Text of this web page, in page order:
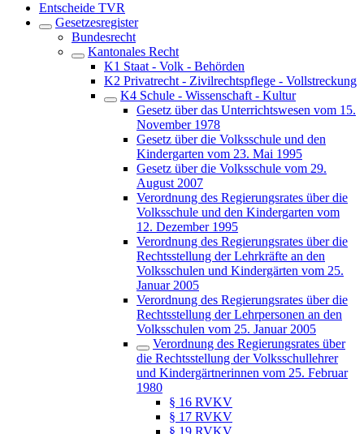
Entscheide TVR
Gesetzesregister
Bundesrecht
Kantonales Recht
K1 Staat - Volk - Behörden
K2 Privatrecht - Zivilrechtspflege - Vollstreckung
K4 Schule - Wissenschaft - Kultur
Gesetz über das Unterrichtswesen vom 15.
November 1978
Gesetz über die Volksschule und den
Kindergarten vom 23. Mai 1995
Gesetz über die Volksschule vom 29.
August 2007
Verordnung des Regierungsrates über die
Volksschule und den Kindergarten vom
12. Dezember 1995
Verordnung des Regierungsrates über die
Rechtsstellung der Lehrkräfte an den
Volksschulen und Kindergärten vom 25.
Januar 2005
Verordnung des Regierungsrates über die
Rechtsstellung der Lehrpersonen an den
Volksschulen vom 25. Januar 2005
Verordnung des Regierungsrates über
die Rechtsstellung der Volksschullehrer
und Kindergärtnerinnen vom 25. Februar
1980
§ 16 RVKV
§ 17 RVKV
§ 19 RVKV